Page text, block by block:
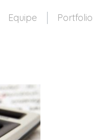
Equipe Portfolio